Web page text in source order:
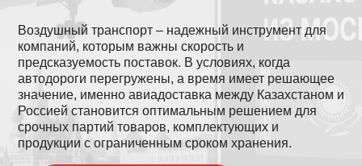
Воздушный транспорт – надежный инструмент для
компаний, которым важны скорость и
предсказуемость поставок. В условиях, когда
автодороги перегружены, а время имеет решающее
значение, именно авиадоставка между Казахстаном и
Россией становится оптимальным решением для
срочных партий товаров, комплектующих и
продукции с ограниченным сроком хранения.